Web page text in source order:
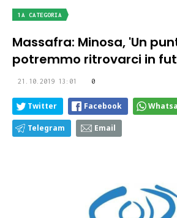
1A CATEGORIA
Massafra: Minosa, 'Un
potremmo ritrovarci in
21.10.2019 13:01 0
Twitter Facebook
Telegram Email